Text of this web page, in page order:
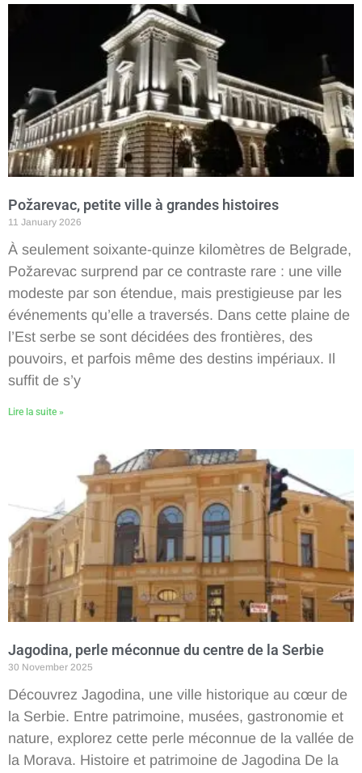
Požarevac, petite ville à grandes histoires
11 January 2026
À seulement soixante-quinze kilomètres de Belgrade,
Požarevac surprend par ce contraste rare : une ville
modeste par son étendue, mais prestigieuse par les
événements qu’elle a traversés. Dans cette plaine de
l’Est serbe se sont décidées des frontières, des
pouvoirs, et parfois même des destins impériaux. Il
suffit de s’y
Lire la suite »
Jagodina, perle méconnue du centre de la Serbie
30 November 2025
Découvrez Jagodina, une ville historique au cœur de
la Serbie. Entre patrimoine, musées, gastronomie et
nature, explorez cette perle méconnue de la vallée de
la Morava. Histoire et patrimoine de Jagodina De la